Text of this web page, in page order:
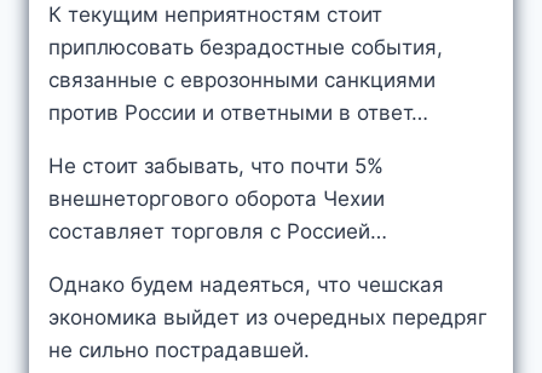
К текущим неприятностям стоит
приплюсовать безрадостные события,
связанные с еврозонными санкциями
против России и ответными в ответ…
Не стоит забывать, что почти 5%
внешнеторгового оборота Чехии
составляет торговля с Россией…
Однако будем надеяться, что чешская
экономика выйдет из очередных передряг
не сильно пострадавшей.